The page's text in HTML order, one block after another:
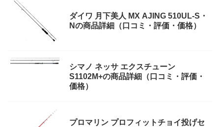
ダイワ 月下美人 MX AJING 510UL-S・
Nの商品詳細（口コミ・評価・価格）
シマノ ネッサ エクスチューン
S1102M+の商品詳細（口コミ・評価・
価格）
プロマリン プロフィットチョイ投げセ